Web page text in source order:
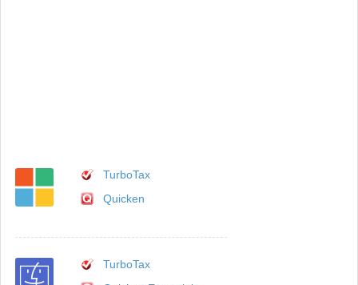
TurboTax
Quicken
TurboTax